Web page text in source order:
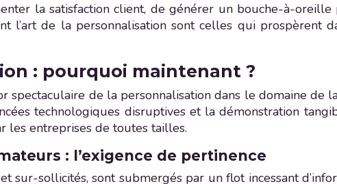
la satisfaction client, de générer un bouche-à-
l’art de la personnalisation sont celles qui prospèrent
: pourquoi maintenant ?
spectaculaire de la personnalisation dans le domaine de
technologiques disruptives et la démonstration
les entreprises de toutes tailles.
: l’exigence de pertinence
sur-sollicités, sont submergés par un flot incessant